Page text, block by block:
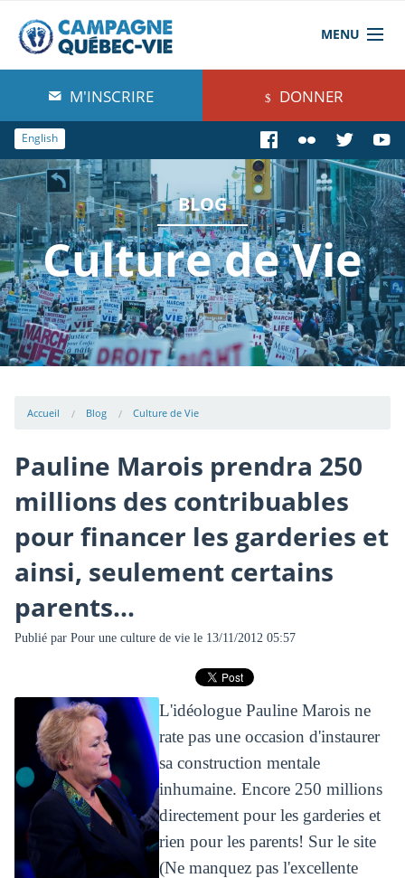
MENU
À propos de nous
Blog
Comprendre
Agir
Boutique
M'INSCRIRE DONNER
English
BLOG
Culture de Vie
Accueil Blog Culture de Vie
Pauline Marois prendra 250
millions des contribuables
pour financer les garderies et
ainsi, seulement certains
parents...
Publié par Pour une culture de viele 13/11/2012 05:57
L'idéologue Pauline Marois ne
rate pas une occasion d'instaurer
sa construction mentale
inhumaine. Encore 250 millions
directement pour les garderies et
rien pour les parents! Sur le site
(Ne manquez pas l'excellente